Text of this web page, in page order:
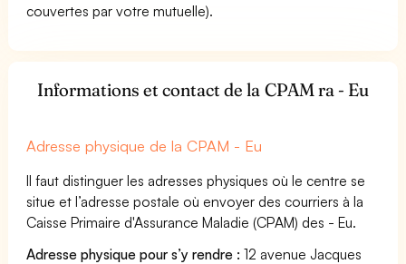
couvertes par votre mutuelle).
Informations et contact de la CPAM ra - Eu
Adresse physique de la CPAM - Eu
Il faut distinguer les adresses physiques où le centre se
situe et l’adresse postale où envoyer des courriers à la
Caisse Primaire d'Assurance Maladie (CPAM) des - Eu.
Adresse physique pour s’y rendre :12 avenue Jacques